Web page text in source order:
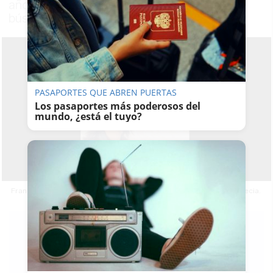
años y se ha activado un dispositivo de
búsqueda
Francisco de Paula Expósito, joven de 25 años desaparecido en Grecia.
PABLO FDEZ.
QUINTANILLA
22/05/2026
PASAPORTES QUE ABREN PUERTAS
Los pasaportes más poderosos del
mundo, ¿está el tuyo?